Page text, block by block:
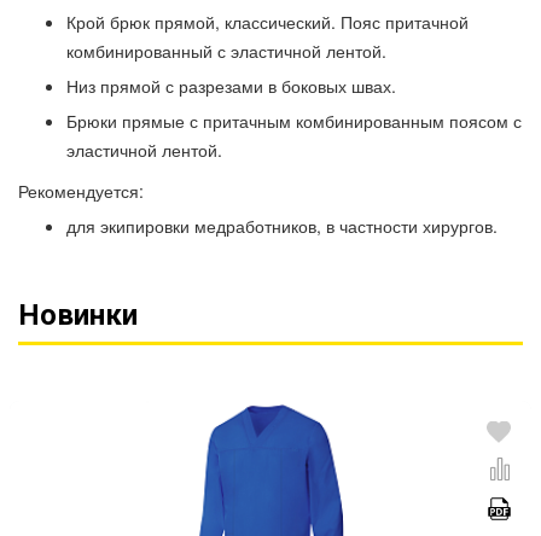
Крой брюк прямой, классический. Пояс притачной
комбинированный с эластичной лентой.
Низ прямой с разрезами в боковых швах.
Брюки прямые с притачным комбинированным поясом с
эластичной лентой.
Рекомендуется:
для экипировки медработников, в частности хирургов.
Новинки